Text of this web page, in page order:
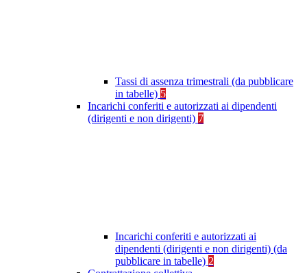
Tassi di assenza trimestrali (da pubblicare
in tabelle) 5
Incarichi conferiti e autorizzati ai dipendenti
(dirigenti e non dirigenti) 7
Incarichi conferiti e autorizzati ai
dipendenti (dirigenti e non dirigenti) (da
pubblicare in tabelle) 2